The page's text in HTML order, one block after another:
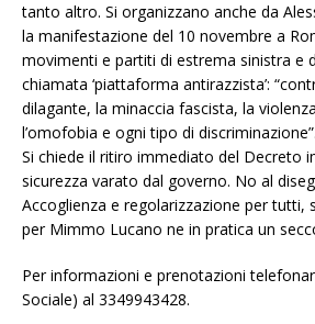
tanto altro. Si organizzano anche da
la manifestazione del 10 novembre a
movimenti e partiti di estrema sinistra e
chiamata ‘piattaforma antirazzista’:
dilagante, la minaccia fascista, la
l’omofobia e ogni tipo di discriminazione”.
Si chiede il ritiro immediato del Decreto
sicurezza varato dal governo. No al
Accoglienza e regolarizzazione per tutti,
per Mimmo Lucano ne in pratica un
Per informazioni e prenotazioni
Sociale) al 3349943428.